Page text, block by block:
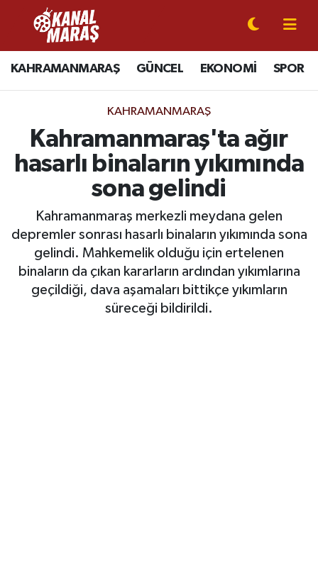
KAHRAMANMARAŞ GÜNCEL EKONOMİ SPOR
KAHRAMANMARAŞ
Kahramanmaraş'ta ağır
hasarlı binaların yıkımında
sona gelindi
Kahramanmaraş merkezli meydana gelen
depremler sonrası hasarlı binaların yıkımında sona
gelindi. Mahkemelik olduğu için ertelenen
binaların da çıkan kararların ardından yıkımlarına
geçildiği, dava aşamaları bittikçe yıkımların
süreceği bildirildi.
CANLI YAYIN
KAHRAMANMARAŞ
SPOR
EKONOMİ
GÜNDEM
Kahramanmaraş Nöbetçi Eczaneler
Kahramanmaraş Hava Durumu
Kahramanmaraş Trafik Yoğunluk Haritası
Süper Lig Puan Durumu ve Fikstür
Tüm Manşetler
Son Dakika Haberleri
Haber Arşivi